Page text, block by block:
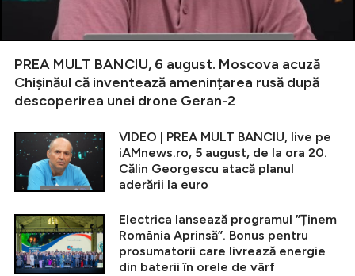
PREA MULT BANCIU, 6 august. Moscova acuză
Chișinăul că inventează amenințarea rusă după
descoperirea unei drone Geran-2
VIDEO | PREA MULT BANCIU, live pe
iAMnews.ro, 5 august, de la ora 20.
Călin Georgescu atacă planul
aderării la euro
Electrica lansează programul ”Ținem
România Aprinsă”. Bonus pentru
prosumatorii care livrează energie
din baterii în orele de vârf